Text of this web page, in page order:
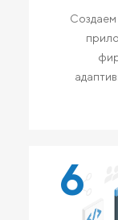
Создаем
6